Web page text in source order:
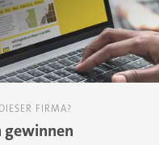
FIRMA?
gewinnen